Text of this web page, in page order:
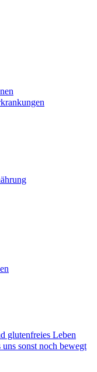
glutenfreies Leben
sonst noch bewegt